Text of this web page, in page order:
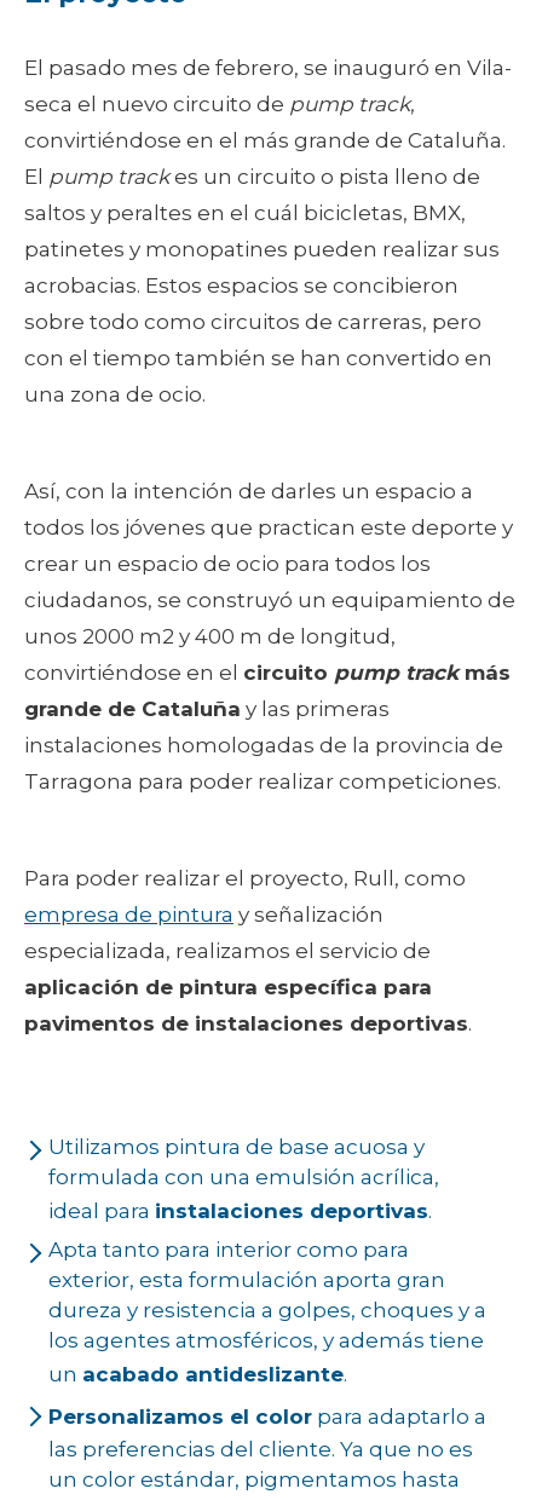
El pasado mes de febrero, se inauguró en Vila-
seca el nuevo circuito de pump track,
convirtiéndose en el más grande de Cataluña.
El pump trackes un circuito o pista lleno de
saltos y peraltes en el cuál bicicletas, BMX,
patinetes y monopatines pueden realizar sus
acrobacias. Estos espacios se concibieron
sobre todo como circuitos de carreras, pero
con el tiempo también se han convertido en
una zona de ocio.
Así, con la intención de darles un espacio a
todos los jóvenes que practican este deporte y
crear un espacio de ocio para todos los
ciudadanos, se construyó un equipamiento de
unos 2000 m2 y 400 m de longitud,
convirtiéndose en el circuito pump trackmás
grande de Cataluña y las primeras
instalaciones homologadas de la provincia de
Tarragona para poder realizar competiciones.
Para poder realizar el proyecto, Rull, como
empresa de pintura y señalización
especializada, realizamos el servicio de
aplicación de pintura específica para
pavimentos de instalaciones deportivas.
Utilizamos pintura de base acuosa y
formulada con una emulsión acrílica,
ideal para instalaciones deportivas.
Apta tanto para interior como para
exterior, esta formulación aporta gran
dureza y resistencia a golpes, choques y a
los agentes atmosféricos, y además tiene
un acabado antideslizante.
Personalizamos el color para adaptarlo a
las preferencias del cliente. Ya que no es
un color estándar, pigmentamos hasta